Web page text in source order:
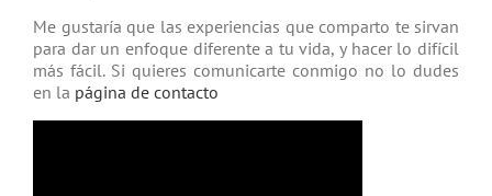
Me gustaría que las experiencias que comparto te sirvan
para dar un enfoque diferente a tu vida, y hacer lo difícil
más fácil. Si quieres comunicarte conmigo no lo dudes
en la página de contacto